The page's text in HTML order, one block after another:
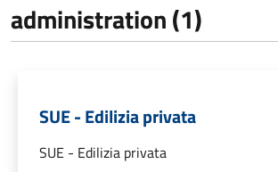
administration (1)
SUE - Edilizia privata
SUE - Edilizia privata